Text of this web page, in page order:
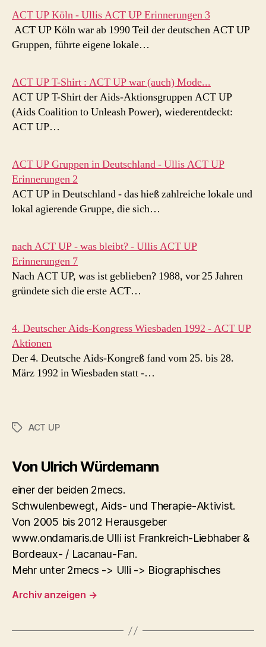
ACT UP Köln - Ullis ACT UP Erinnerungen 3
ACT UP Köln war ab 1990 Teil der deutschen ACT UP
Gruppen, führte eigene lokale…
ACT UP T-Shirt : ACT UP war (auch) Mode...
ACT UP T-Shirt der Aids-Aktionsgruppen ACT UP
(Aids Coalition to Unleash Power), wiederentdeckt:
ACT UP…
ACT UP Gruppen in Deutschland - Ullis ACT UP
Erinnerungen 2
ACT UP in Deutschland - das hieß zahlreiche lokale und
lokal agierende Gruppe, die sich…
nach ACT UP - was bleibt? - Ullis ACT UP
Erinnerungen 7
Nach ACT UP, was ist geblieben? 1988, vor 25 Jahren
gründete sich die erste ACT…
4. Deutscher Aids-Kongress Wiesbaden 1992 - ACT UP
Aktionen
Der 4. Deutsche Aids-Kongreß fand vom 25. bis 28.
März 1992 in Wiesbaden statt -…
Schlagwörter
ACT UP
Von Ulrich Würdemann
einer der beiden 2mecs.
Schwulenbewegt, Aids- und Therapie-Aktivist.
Von 2005 bis 2012 Herausgeber
www.ondamaris.de Ulli ist Frankreich-Liebhaber &
Bordeaux- / Lacanau-Fan.
Mehr unter 2mecs -> Ulli -> Biographisches
Archiv anzeigen →